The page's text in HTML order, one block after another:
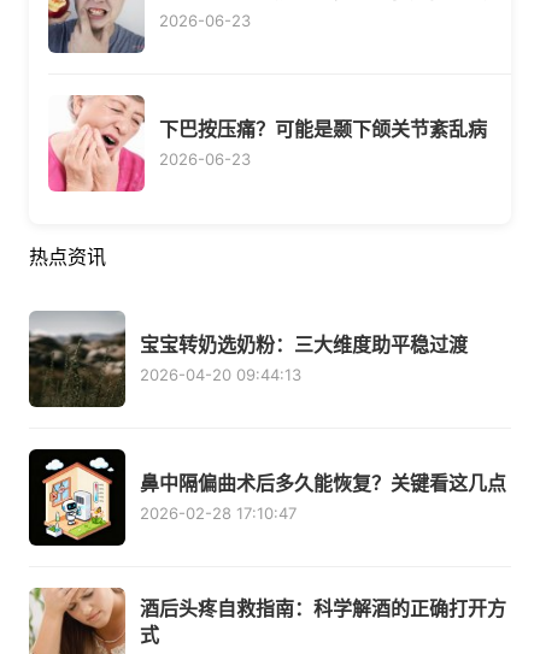
2026-06-23
下巴按压痛？可能是颞下颌关节紊乱病
2026-06-23
热点资讯
宝宝转奶选奶粉：三大维度助平稳过渡
2026-04-20 09:44:13
鼻中隔偏曲术后多久能恢复？关键看这几点
2026-02-28 17:10:47
酒后头疼自救指南：科学解酒的正确打开方
式